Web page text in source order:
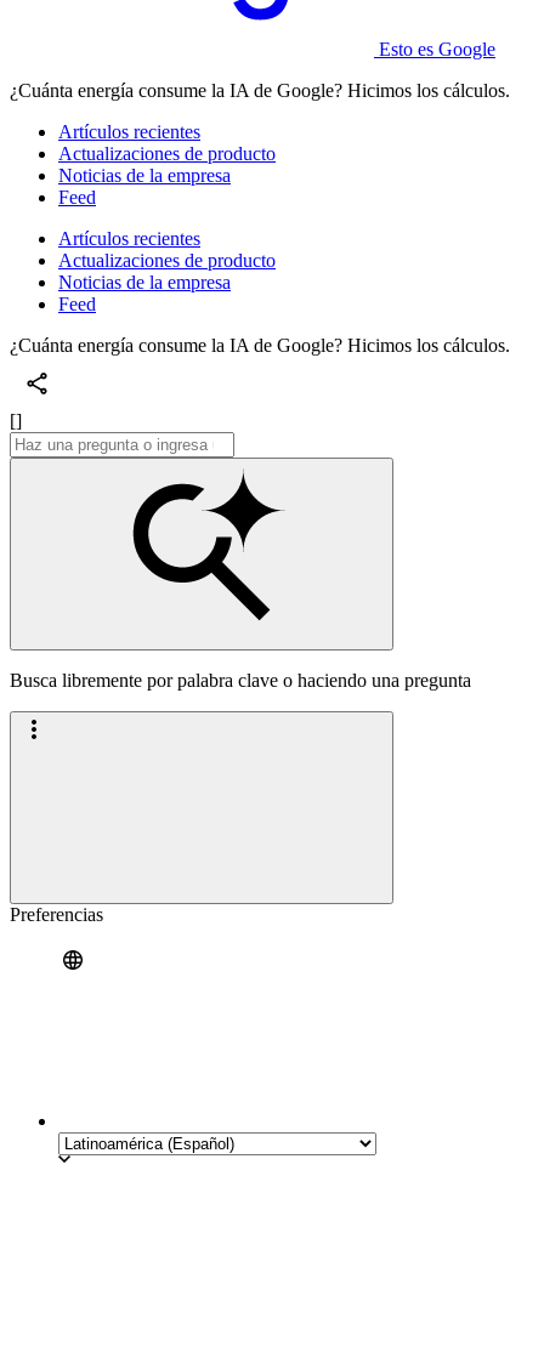
Esto es Google
¿Cuánta energía consume la IA de Google? Hicimos los cálculos.
Artículos recientes
Actualizaciones de producto
Noticias de la empresa
Feed
Artículos recientes
Actualizaciones de producto
Noticias de la empresa
Feed
¿Cuánta energía consume la IA de Google? Hicimos los cálculos.
[]
Busca libremente por palabra clave o haciendo una pregunta
Preferencias